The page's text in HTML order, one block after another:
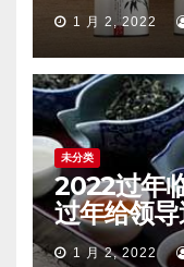
1 月 2, 2022
未分类
2022过年
过年给领
1 月 2, 2022